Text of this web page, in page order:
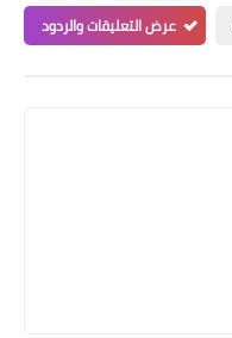
عرض التعليقات والردود